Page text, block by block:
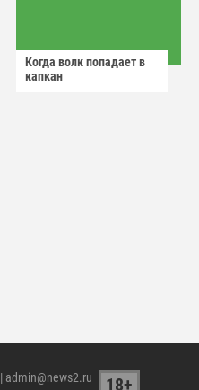
Когда волк попадает в
капкан
| admin@news2.ru 18+